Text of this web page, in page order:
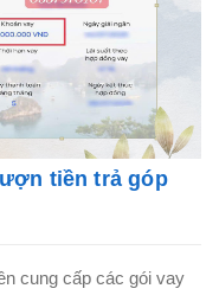
tiền trả góp
cung cấp các gói vay